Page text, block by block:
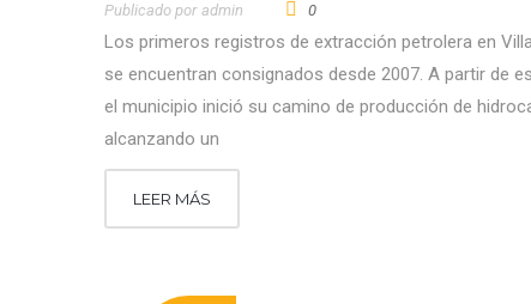
Publicado por Admin 0
Los primeros registros de extracción petrolera en
se encuentran consignados desde 2007. A partir de
el municipio inició su camino de producción de
alcanzando un
LEER MÁS